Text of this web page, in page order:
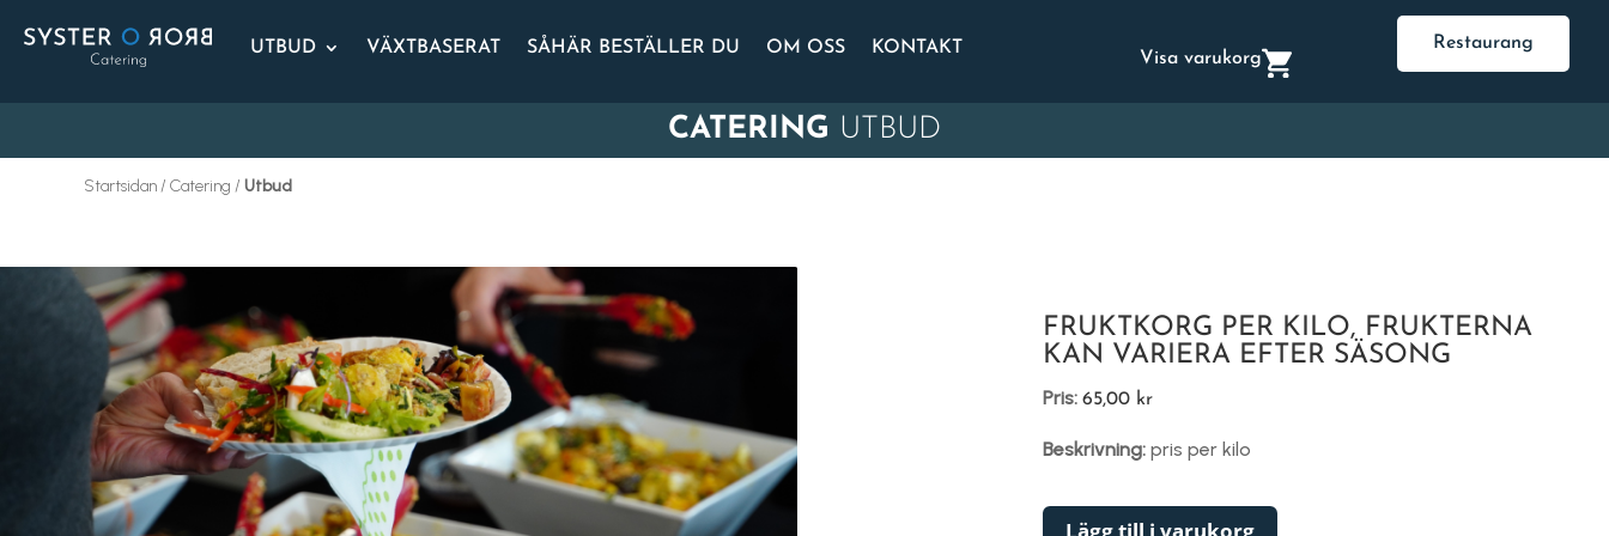
UTBUD VÄXTBASERAT SÅHÄR BESTÄLLER DU OM OSS KONTAKT
Visa varukorg
Restaurang
CATERING UTBUD
Startsidan / Catering / Utbud
FRUKTKORG PER KILO, FRUKTERNA
KAN VARIERA EFTER SÄSONG
Pris: 65,00 kr
Beskrivning: pris per kilo
Lägg till i varukorg